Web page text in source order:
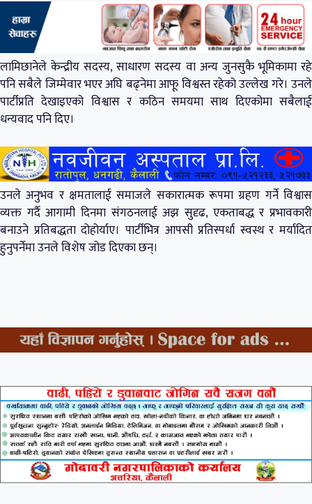
लामिछानेले केन्द्रीय सदस्य, साधारण सदस्य वा अन्य जुनसुकै भूमिकामा रहे
पनि सबैले जिम्मेवार भएर अघि बढ्नेमा आफू विश्वस्त रहेको उल्लेख गरे। उनले
पार्टीप्रति देखाइएको विश्वास र कठिन समयमा साथ दिएकोमा सबैलाई
धन्यवाद पनि दिए।
उनले अनुभव र क्षमतालाई समाजले सकारात्मक रूपमा ग्रहण गर्ने विश्वास
व्यक्त गर्दै आगामी दिनमा संगठनलाई अझ सुदृढ, एकताबद्ध र प्रभावकारी
बनाउने प्रतिबद्धता दोहोर्याए। पार्टीभित्र आपसी प्रतिस्पर्धा स्वस्थ र मर्यादित
हुनुपर्नेमा उनले विशेष जोड दिएका छन्।